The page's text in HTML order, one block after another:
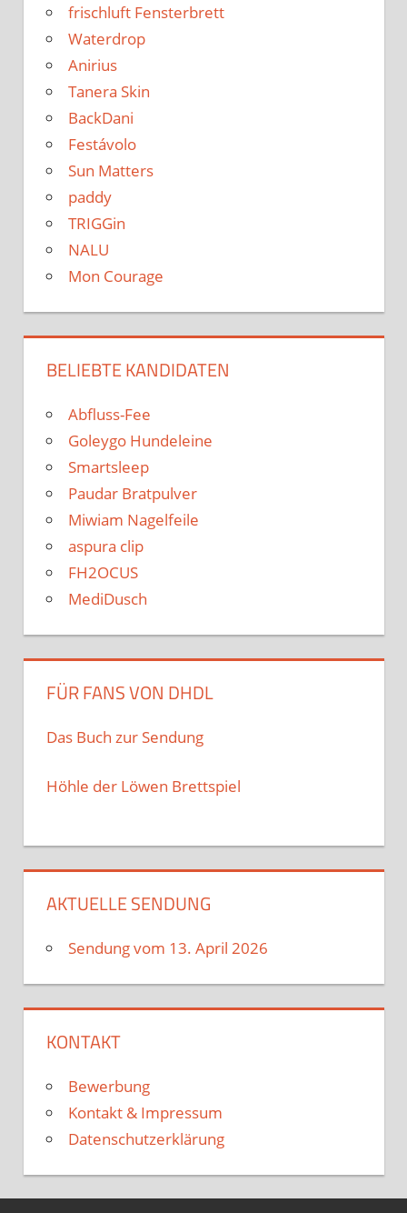
frischluft Fensterbrett
Waterdrop
Anirius
Tanera Skin
BackDani
Festávolo
Sun Matters
paddy
TRIGGin
NALU
Mon Courage
BELIEBTE KANDIDATEN
Abfluss-Fee
Goleygo Hundeleine
Smartsleep
Paudar Bratpulver
Miwiam Nagelfeile
aspura clip
FH2OCUS
MediDusch
FÜR FANS VON DHDL
Das Buch zur Sendung
Höhle der Löwen Brettspiel
AKTUELLE SENDUNG
Sendung vom 13. April 2026
KONTAKT
Bewerbung
Kontakt & Impressum
Datenschutzerklärung